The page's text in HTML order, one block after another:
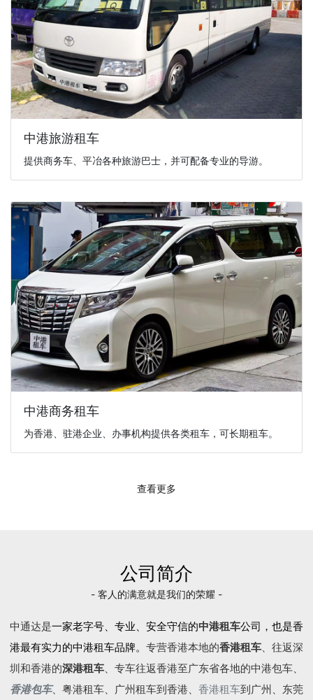
中港旅游租车
提供商务车、平冶各种旅游巴士，并可配备专业的导游。
中港商务租车
为香港、驻港企业、办事机构提供各类租车，可长期租车。
查看更多
公司简介
- 客人的满意就是我们的荣耀 -
中通达是一家老字号、专业、安全守信的中港租车公司，也是香
港最有实力的中港租车品牌。 专营香港本地的香港租车、往返深
圳和香港的深港租车、专车往返香港至广东省各地的中港包车、
香港包车、 粤港租车、广州租车到香港、 香港租车到广州、东莞